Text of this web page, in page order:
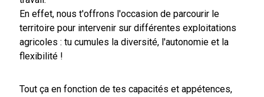
En effet, nous t'offrons l'occasion de parcourir le
territoire pour intervenir sur différentes exploitations
agricoles : tu cumules la diversité, l'autonomie et la
flexibilité !
Tout ça en fonction de tes capacités et appétences,